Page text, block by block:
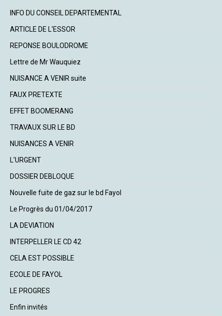
INFO DU CONSEIL DEPARTEMENTAL
ARTICLE DE L'ESSOR
REPONSE BOULODROME
Lettre de Mr Wauquiez
NUISANCE A VENIR suite
FAUX PRETEXTE
EFFET BOOMERANG
TRAVAUX SUR LE BD
NUISANCES A VENIR
L'URGENT
DOSSIER DEBLOQUE
Nouvelle fuite de gaz sur le bd Fayol
Le Progrès du 01/04/2017
LA DEVIATION
INTERPELLER LE CD 42
CELA EST POSSIBLE
ECOLE DE FAYOL
LE PROGRES
Enfin invités